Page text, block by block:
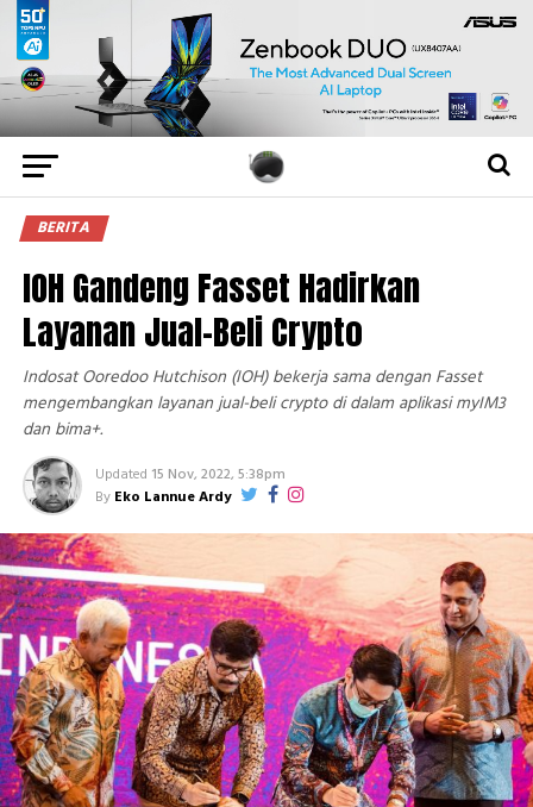
BERITA
IOH Gandeng Fasset Hadirkan
Layanan Jual-Beli Crypto
Indosat Ooredoo Hutchison (IOH) bekerja sama dengan Fasset
mengembangkan layanan jual-beli crypto di dalam aplikasi myIM3
dan bima+.
Updated 15 Nov, 2022, 5:38pm
By Eko Lannue Ardy